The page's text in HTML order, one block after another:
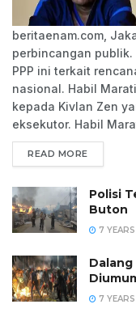
beritaenam.com,
perbincangan
PPP ini terkait
nasional. Habil
kepada Kivlan Zen
eksekutor. Habil
READ MORE
Polisi
Buton
7
Dalang
7